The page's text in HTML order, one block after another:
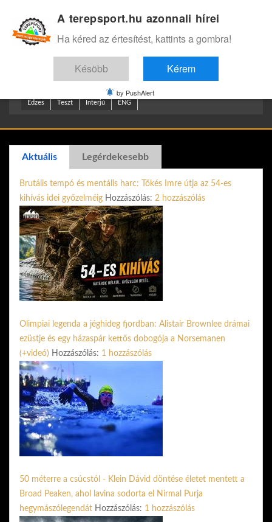
Edzes Teszt Interjú ENG
Aktuális Legérdekesebb
Brutális tempó és mentális harc: Tőkés Imre útja az 54-es
kihívás idei győzelméig Hozzászólás: 2 hozzászólás
Olimpiai legenda a jéghideg fjordban: Alistair Brownlee drámai
ezüstje és egy házaspár kettős dobogója a Norsemanen
(+videó) Hozzászólás: 1 hozzászólás
50 méterre a csúcstól - Klein Dávid döntése életet mentett a
Broad Peaken, ahol lavina sodorta el Nirmal Purja
hegymászólegendát Hozzászólás: 1 hozzászólás
A terepsport.hu azonnali hírei
Ha kéred az értesítést, kattints a gombra!
Késöbb Kérem
by PushAlert